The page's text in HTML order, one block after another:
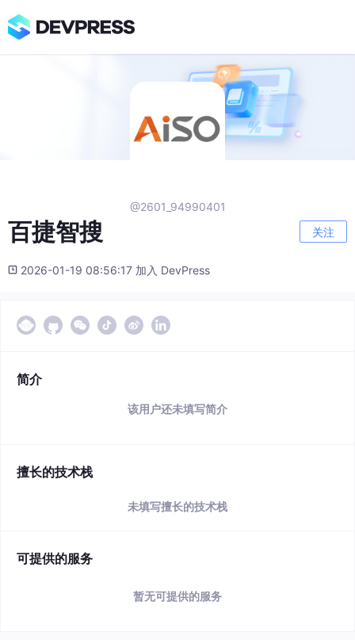
@2601_94990401
百捷智搜 关注
2026-01-19 08:56:17 加入 DevPress
简介
该用户还未填写简介
擅长的技术栈
未填写擅长的技术栈
可提供的服务
暂无可提供的服务